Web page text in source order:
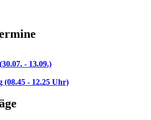
- 13.09.)
(08.45 - 12.25 Uhr)